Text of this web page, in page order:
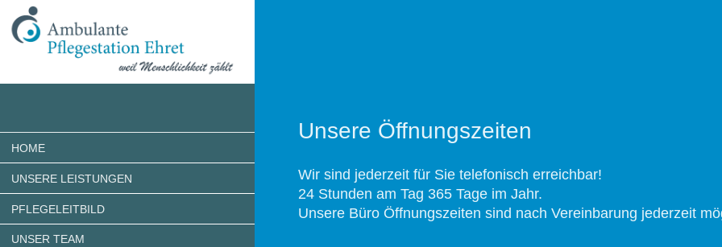
HOME
UNSERE LEISTUNGEN
PFLEGELEITBILD
UNSER TEAM
Unsere Öffnungszeiten
Wir sind jederzeit für Sie telefonisch erreichbar!
24 Stunden am Tag 365 Tage im Jahr.
Unsere Büro Öffnungszeiten sind nach Vereinbarung jederzeit